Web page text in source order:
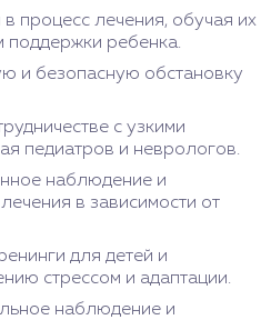
процесс лечения, обучая их
ребенка.
и безопасную обстановку
с узкими
педиатров и неврологов.
наблюдение и
в зависимости от
для детей и
стрессом и адаптации.
наблюдение и